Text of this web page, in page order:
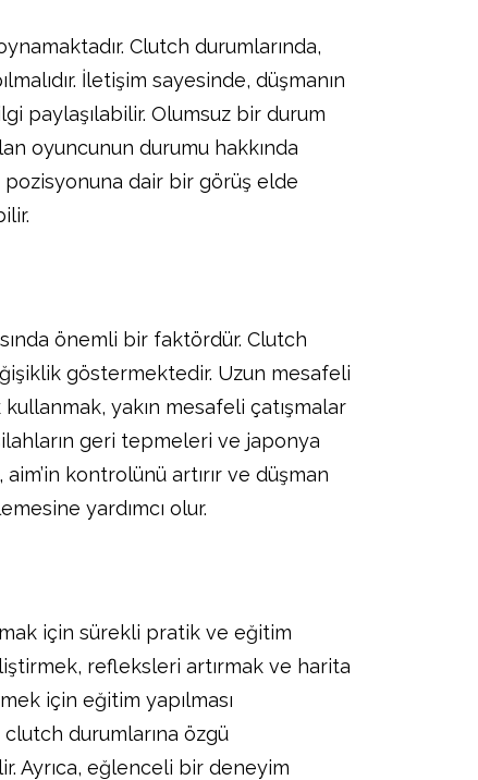
Clutch durumlarında,
İletişim sayesinde, düşmanın
paylaşılabilir. Olumsuz bir durum
oyuncunun durumu hakkında
pozisyonuna dair bir görüş elde
önemli bir faktördür. Clutch
göstermektedir. Uzun mesafeli
yakın mesafeli çatışmalar
geri tepmeleri ve japonya
kontrolünü artırır ve düşman
yardımcı olur.
için sürekli pratik ve eğitim
refleksleri artırmak ve harita
için eğitim yapılması
durumlarına özgü
Ayrıca, eğlenceli bir deneyim